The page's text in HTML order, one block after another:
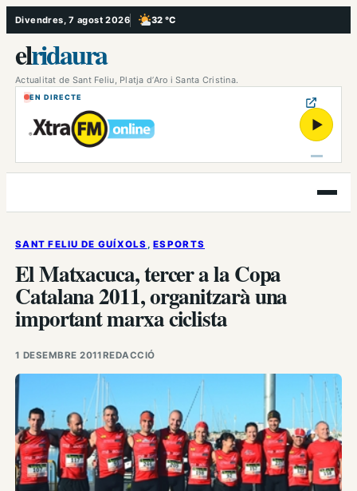
Vés
al
contingut
Divendres, 7 agost 2026 32 °C
, Poc ennuvolat
elridaura
Actualitat de Sant Feliu, Platja d’Aro i Santa Cristina.
EN DIRECTE
▶
Obre
el
SANT FELIU DE GUÍXOLS , ESPORTS
El Matxacuca, tercer a la Copa
Catalana 2011, organitzarà una
important marxa ciclista
1 DESEMBRE 2011REDACCIÓ